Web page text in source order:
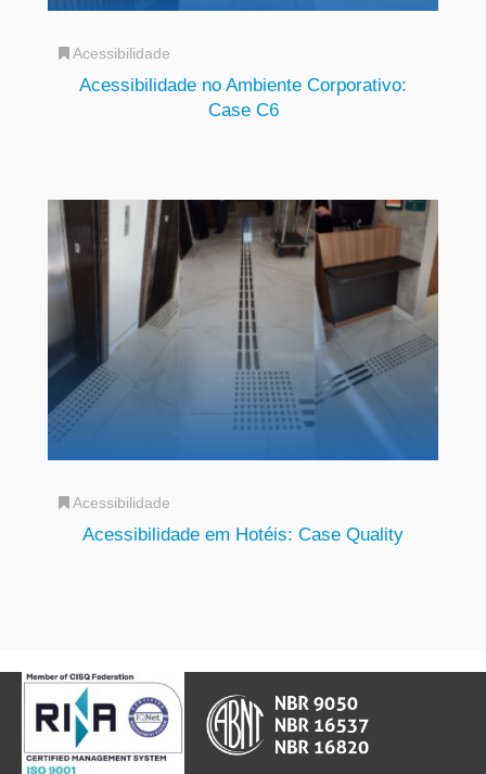
Acessibilidade
Acessibilidade no Ambiente Corporativo:
Case C6
Acessibilidade
Acessibilidade em Hotéis: Case Quality